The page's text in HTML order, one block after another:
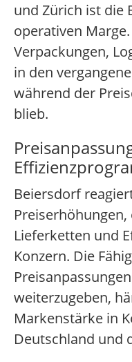
und Zürich ist die
operativen
Verpackungen,
in den
während der
blieb.
Beiersdorf
Lieferketten und
Konzern. Die
weiterzugeben,
Markenstärke in
Deutschland und